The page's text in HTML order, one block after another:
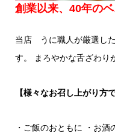
創業以来、40年の
当店 うに職人が厳選し
す。
まろやかな舌ざわり
【様々なお召し上がり方
・ご飯のおともに ・お酒